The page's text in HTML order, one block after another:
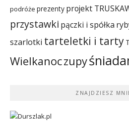
podróże prezenty projekt
przystawki pączki i spółka
szarlotki tarteletki i tarty
Wielkanoczupy
ZNAJDZIESZ